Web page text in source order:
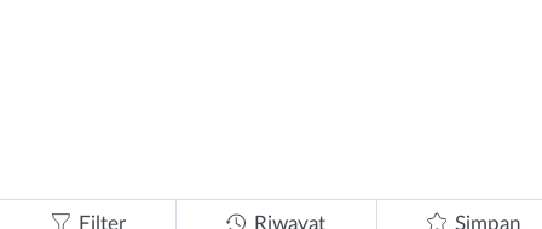
mengirimkan
Barista
Filter Riwayat Simpan